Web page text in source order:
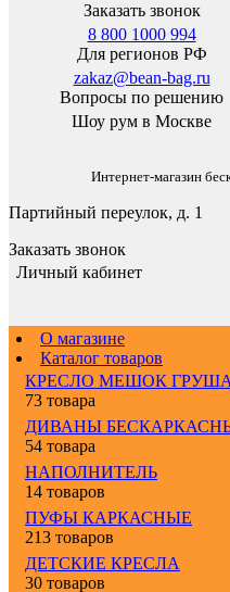
Заказать звонок
8 800 1000 994
Для регионов РФ
zakaz@bean-bag.ru
Вопросы по решению
Шоу рум в Москве
Интернет-магазин
Партийный переулок, д. 1
Заказать звонок
Личный кабинет
О магазине
Каталог товаров
КРЕСЛО МЕШОК ГРУША
73 товара
ДИВАНЫ
54 товара
НАПОЛНИТЕЛЬ
14 товаров
ПУФЫ КАРКАСНЫЕ
213 товаров
ДЕТСКИЕ КРЕСЛА
30 товаров